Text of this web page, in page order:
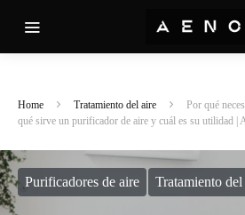
Home Tratamiento del aire
Por qué
qué sirve un purificador de aire y cuál es su utilidad |
Purificadores de aire Tratamiento del